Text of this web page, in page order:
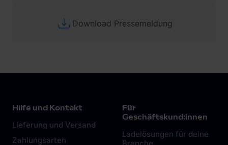
Download Pressemeldung
Hilfe und Kontakt
Lieferung und Versand
Zahlungsarten
Für
Geschäftskund:innen
Ladelösungen für deine